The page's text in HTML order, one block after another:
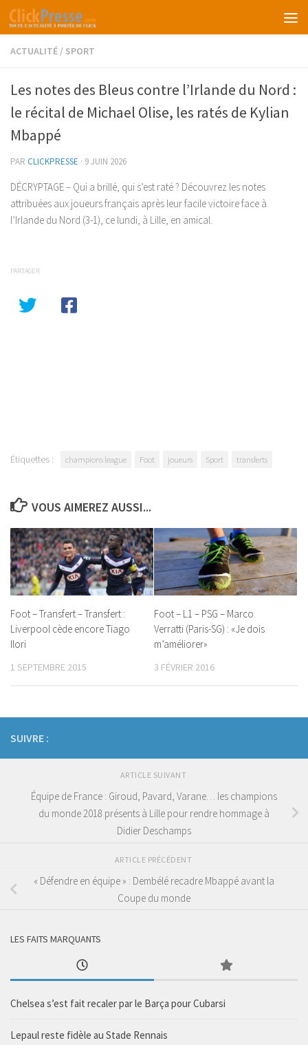
Skip to content
ACTUALITÉ / SPORT
Les notes des Bleus contre l’Irlande du Nord :
le récital de Michael Olise, les ratés de Kylian
Mbappé
PAR CLICKPRESSE · 9 JUIN 2026
DÉCRYPTAGE – Qui a brillé, qui s’est raté ? Découvrez les notes
attribuées aux joueurs français après leur facile victoire face à
l’Irlande du Nord (3-1), ce lundi, à Lille, en amical.
PARTAGER
Étiquettes : champions league Foot joueurs Sport transferts
VOUS AIMEREZ AUSSI...
Foot – Transfert – Transfert :
Liverpool cède encore Tiago
Ilori
1 SEPTEMBRE 2015
Foot – L1 – PSG – Marco
Verratti (Paris-SG) : «Je dois
m’améliorer»
3 FÉVRIER 2016
SUIVRE :
ARTICLE SUIVANT
Équipe de France : Giroud, Pavard, Varane… les champions
du monde 2018 présents à Lille pour rendre hommage à
Didier Deschamps
ARTICLE PRÉCÉDENT
« Défendre en équipe » : Dembélé recadre Mbappé avant la
Coupe du monde
LES FAITS MARQUANTS
Chelsea s’est fait recaler par le Barça pour Cubarsi
Lepaul reste fidèle au Stade Rennais